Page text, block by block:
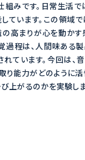
組みです。日常生活で
ています。この領域で
高まりが心を動かす
過程は、人間味ある
ています。今回は、
り能力がどのように
上がるのかを実験しま